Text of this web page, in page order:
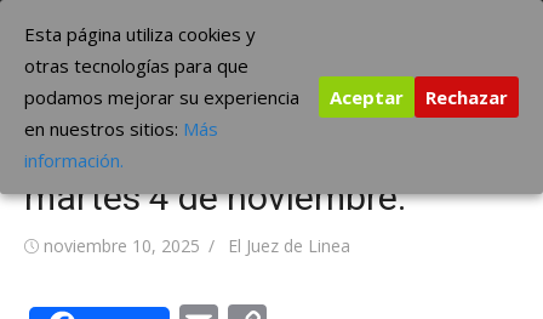
contenido
The Borderline Music
Radiohead. Concierto
completo en Madrid el pasado
martes 4 de noviembre.
Publicada
noviembre 10, 2025 Autor
El Juez de Linea
Esta página utiliza cookies y
otras tecnologías para que
podamos mejorar su experiencia
en nuestros sitios: Más
información.
Aceptar Rechazar